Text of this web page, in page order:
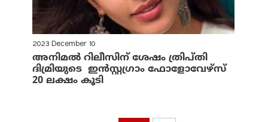
2023 December 10
അനിമല്‍ റിലീസിന് ശേഷം ത്രിപ്തി
ദിമ്രിയുടെ ഇന്‍സ്റ്റഗ്രാം ഫോളോവേഴ്‌സ്
20 ലക്ഷം കൂടി